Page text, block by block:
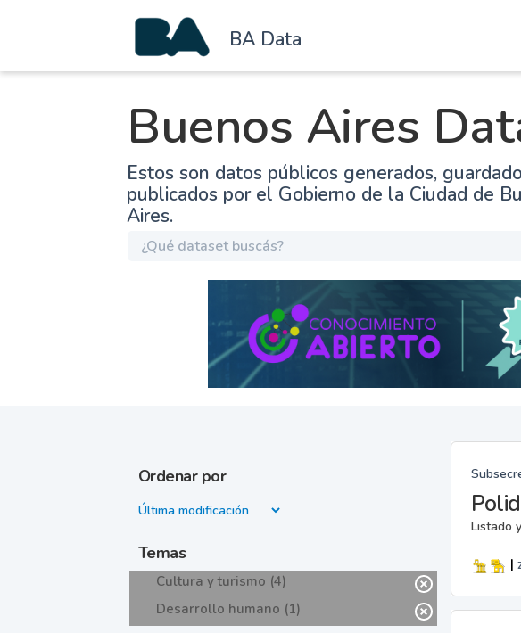
BA Data
Buenos Aires
Estos son datos públicos generados,
publicados por el Gobierno de la Ciudad de
Aires.
Ordenar por
Temas
Cultura y turismo (4)
Desarrollo humano (1)
Listado
|